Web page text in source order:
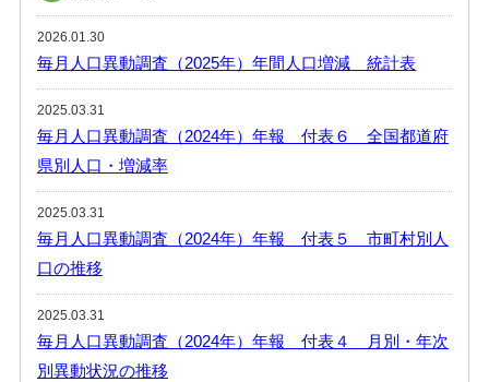
2026.01.30
毎月人口異動調査（2025年）年間人口増減 統計表
2025.03.31
毎月人口異動調査（2024年）年報 付表６ 全国都道府
県別人口・増減率
2025.03.31
毎月人口異動調査（2024年）年報 付表５ 市町村別人
口の推移
2025.03.31
毎月人口異動調査（2024年）年報 付表４ 月別・年次
別異動状況の推移